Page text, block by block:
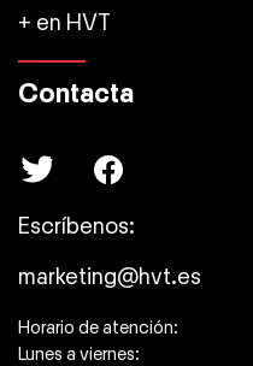
+ en HVT
Contacta
Escríbenos:
marketing@hvt.es
Horario de atención:
Lunes a viernes: